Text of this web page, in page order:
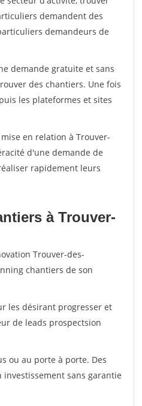
demandent des
demandeurs de
demande gratuite et sans
des chantiers. Une fois
les plateformes et sites
en relation à Trouver-
d'une demande de
rapidement leurs
à Trouver-
Trouver-des-
chantiers de son
les désirant progresser et
de leads prospectsion
ou au porte à porte. Des
sans garantie